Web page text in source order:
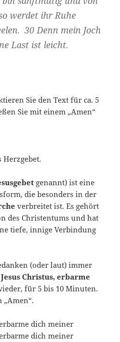
werdet ihr Ruhe
30 Denn mein Joch
Last ist leicht.
Sie den Text für ca. 5
Sie mit einem „Amen“
Herzgebet.
genannt) ist eine
die besonders in der
verbreitet ist. Es gehört
des Christentums und hat
tiefe, innige Verbindung
(oder laut) immer
Christus, erbarme
für 5 bis 10 Minuten.
„Amen“.
dich meiner
dich meiner